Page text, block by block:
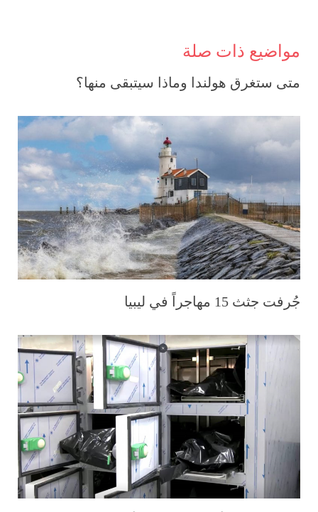
مواضيع ذات صلة
متى ستغرق هولندا وماذا سيتبقى منها؟
جُرفت جثث 15 مهاجراً في ليبيا